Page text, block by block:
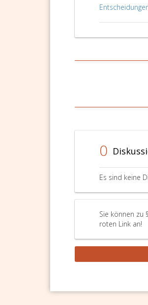
0
Es sind keine
Sie können zu
roten Link an!